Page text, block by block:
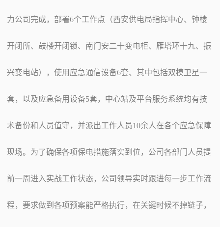
力公司完成，部署6个工作点（西安供电局指挥中心、钟楼
开闭所、鼓楼开闭锁、南门安二十变电柜、雁塔环十九、振
兴变电站），使用应急通信设备6套、其中包括双模卫星一
套，以及应急备用设备5套，中心站及平台服务系统均有技
术备份和人员值守，并派出工作人员10余人在各个应急保障
现场。为了确保各项保电措施落实到位，公司各部门人员提
前一周进入实战工作状态，公司领导实时跟进每一步工作流
程，要求做到各项预案能严格执行，在关键时候不掉链子，